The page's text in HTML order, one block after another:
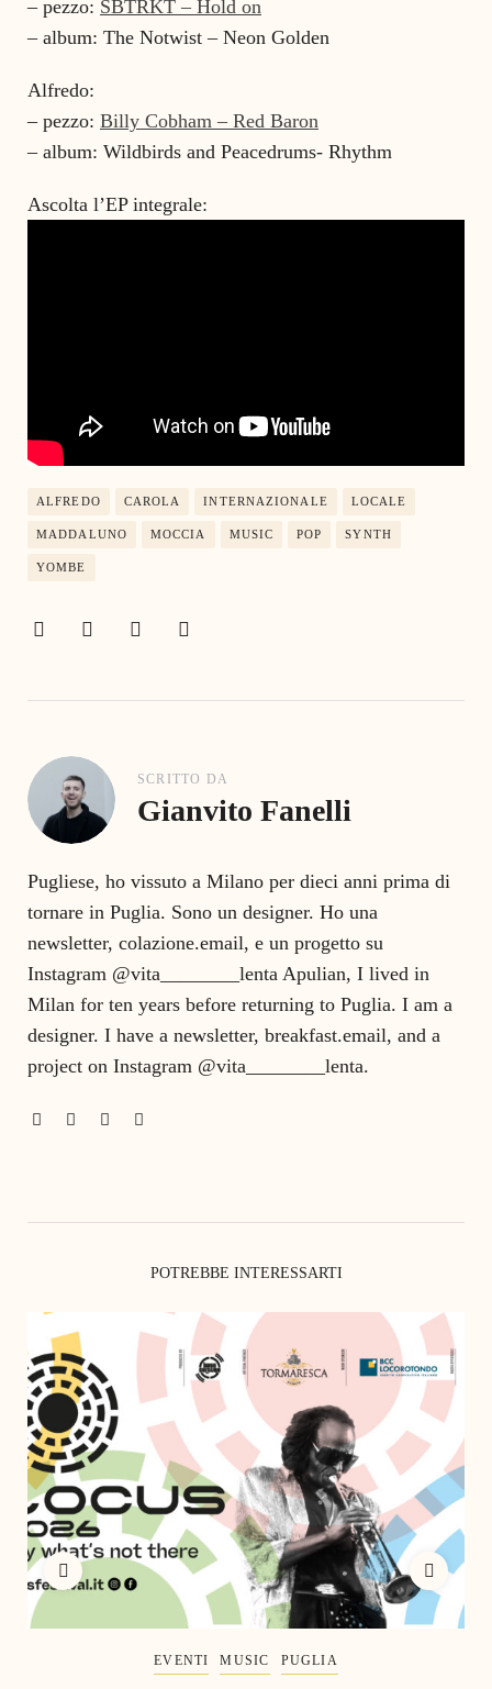
– pezzo: SBTRKT – Hold on
– album: The Notwist – Neon Golden
Alfredo:
– pezzo: Billy Cobham – Red Baron
– album: Wildbirds and Peacedrums- Rhythm
Ascolta l’EP integrale:
ALFREDO CAROLA INTERNAZIONALE LOCALE
MADDALUNO MOCCIA MUSIC POP SYNTH
YOMBE
SCRITTO DA
Gianvito Fanelli
Pugliese, ho vissuto a Milano per dieci anni prima di
tornare in Puglia. Sono un designer. Ho una
newsletter, colazione.email, e un progetto su
Instagram @vita________lenta Apulian, I lived in
Milan for ten years before returning to Puglia. I am a
designer. I have a newsletter, breakfast.email, and a
project on Instagram @vita________lenta.
POTREBBE INTERESSARTI
EVENTI MUSIC PUGLIA